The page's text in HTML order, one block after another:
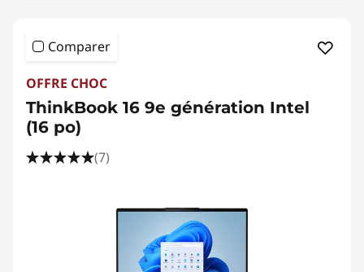
Comparer
OFFRE CHOC
ThinkBook 16 9e génération Intel
(16 po)
(7)